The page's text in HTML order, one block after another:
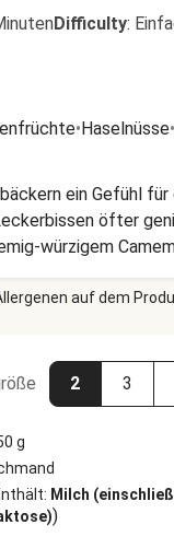
Difficulty:
•Haselnüsse•
ein Gefühl
öfter
würzigem
Senf-Dressing.
auf dem
2 3
g
Milch
)